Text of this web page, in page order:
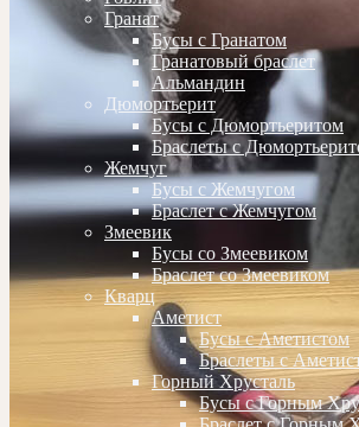
Гранат
Бусы с Гранатом
Гранатовый браслет
Альмандин
Дюмортьерит
Бусы с Дюмортьеритом
Браслеты с
Жемчуг
Бусы с Жемчугом
Браслет с Жемчугом
Змеевик
Бусы со Змеевиком
Браслет со Змеевиком
Кварц
Аметист
Бусы с Аметистом
Браслеты с
Горный Хрусталь
Бусы с Горным